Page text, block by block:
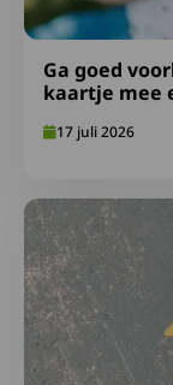
Ga goed
kaartje mee
17 juli 2026
Lees meer over